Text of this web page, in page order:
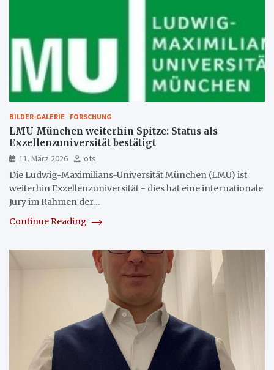
BILDER-GALERIE FORSCHUNG
LMU München weiterhin Spitze: Status als
Exzellenzuniversität bestätigt
11. März 2026
ots
Die Ludwig-Maximilians-Universität München (LMU) ist
weiterhin Exzellenzuniversität - dies hat eine internationale
Jury im Rahmen der…
Continue Reading